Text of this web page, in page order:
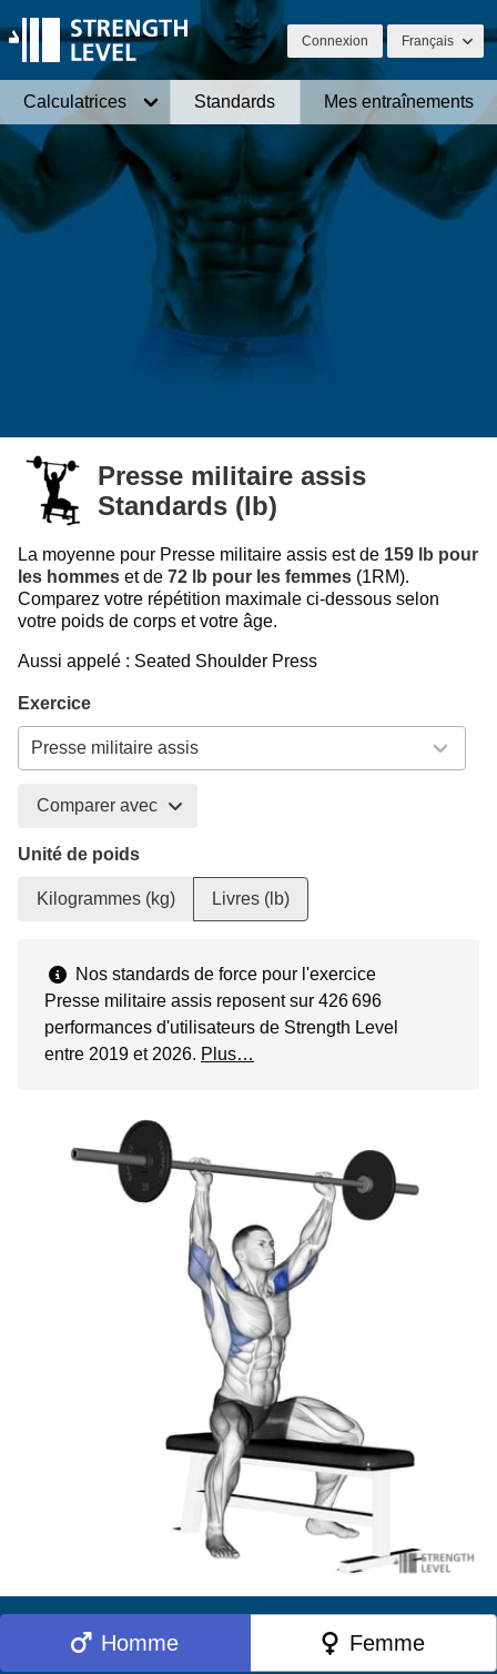
Connexion Français
Calculatrices Standards Mes entraînements
Presse militaire assis
Standards (lb)
La moyenne pour Presse militaire assis est de 159 lb pour
les hommes et de 72 lb pour les femmes (1RM).
Comparez votre répétition maximale ci-dessous selon
votre poids de corps et votre âge.
Aussi appelé : Seated Shoulder Press
Exercice
Comparer avec
Unité de poids
Kilogrammes (kg) Livres (lb)
Nos standards de force pour l'exercice
Presse militaire assis reposent sur 426 696
performances d'utilisateurs de Strength Level
entre 2019 et 2026. Plus…
Homme Femme